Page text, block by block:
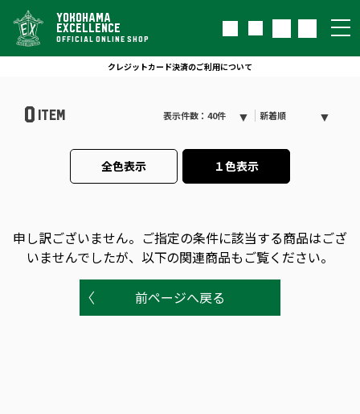
YOKOHAMA
EXCELLENCE
OFFICIAL ONLINE SHOP
クレジットカード決済のご利用について
0 ITEM 表示件数：40件 新着順
全色表示 １色表示
申し訳ございません。 ご指定の条件に該当する商品はござ
いませんでしたが、以下の関連商品もご覧ください。
前ページへ戻る